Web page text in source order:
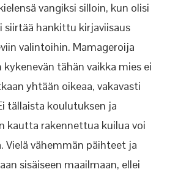
vangiksi silloin, kun olisi
siirtää hankittu kirjaviisaus
valintoihin. Mamageroija
tähän vaikka mies ei
yhtään oikeaa, vakavasti
tällaista koulutuksen ja
kautta rakennettua kuilua voi
vähemmän päihteet ja
sisäiseen maailmaan, ellei